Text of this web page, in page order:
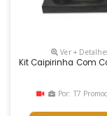
Ver +
Kit Caipirinha Com
Por: T7